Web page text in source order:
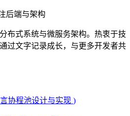
后端与架构
布式系统与微服务架构。热衷于技
过文字记录成长，与更多开发者共
协程池设计与实现 )